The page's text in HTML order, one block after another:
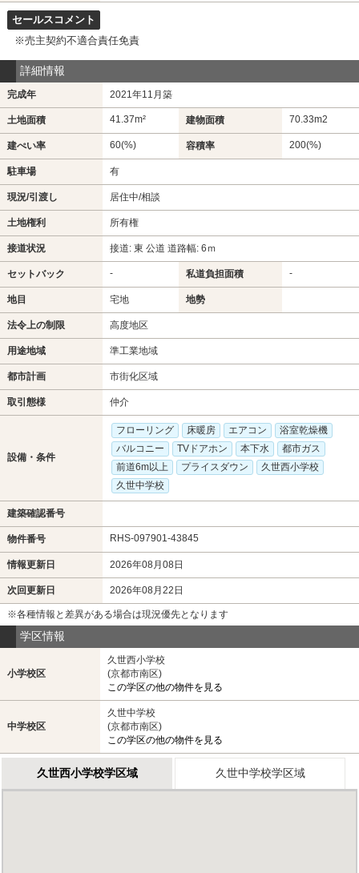
セールスコメント
※売主契約不適合責任免責
詳細情報
完成年 2021年11月築
土地面積 41.37m² 建物面積 70.33m2
建ぺい率 60(%) 容積率 200(%)
駐車場 有
現況/引渡し 居住中/相談
土地権利 所有権
接道状況 接道: 東 公道 道路幅: 6ｍ
セットバック - 私道負担面積 -
地目 宅地 地勢
法令上の制限 高度地区
用途地域 準工業地域
都市計画 市街化区域
取引態様 仲介
設備・条件
フローリング 床暖房 エアコン
浴室乾燥機
バルコニー
TVドアホン 本下水
都市ガス
前道6m以上
プライスダウン
久世西小学校
久世中学校
建築確認番号
物件番号 RHS-097901-43845
情報更新日 2026年08月08日
次回更新日 2026年08月22日
※各種情報と差異がある場合は現況優先となります
学区情報
小学校区
久世西小学校
(京都市南区)
この学区の他の物件を見る
中学校区
久世中学校
(京都市南区)
この学区の他の物件を見る
久世西小学校学区域 久世中学校学区域